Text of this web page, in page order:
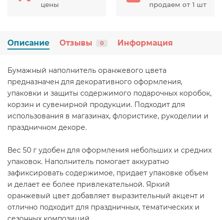
цены
продаем от 1 шт
Описание Отзывы 0 Информация
Бумажный наполнитель оранжевого цвета
предназначен для декоративного оформления,
упаковки и защиты содержимого подарочных коробок,
корзин и сувенирной продукции. Подходит для
использования в магазинах, флористике, рукоделии и
праздничном декоре.
Вес 50 г удобен для оформления небольших и средних
упаковок. Наполнитель помогает аккуратно
зафиксировать содержимое, придает упаковке объем
и делает ее более привлекательной. Яркий
оранжевый цвет добавляет выразительный акцент и
отлично подходит для праздничных, тематических и